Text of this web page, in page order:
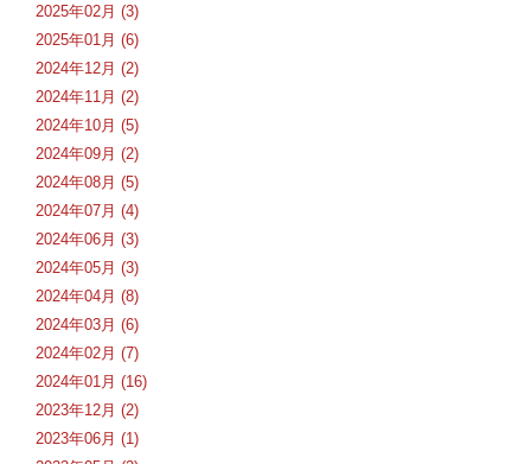
2025年02月 (3)
2025年01月 (6)
2024年12月 (2)
2024年11月 (2)
2024年10月 (5)
2024年09月 (2)
2024年08月 (5)
2024年07月 (4)
2024年06月 (3)
2024年05月 (3)
2024年04月 (8)
2024年03月 (6)
2024年02月 (7)
2024年01月 (16)
2023年12月 (2)
2023年06月 (1)